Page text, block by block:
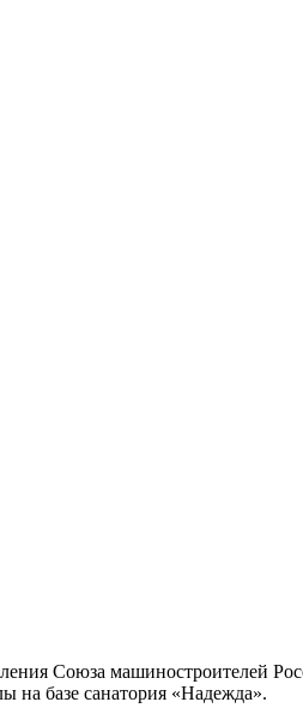
Союза машиностроителей
на базе санатория «Надежда».